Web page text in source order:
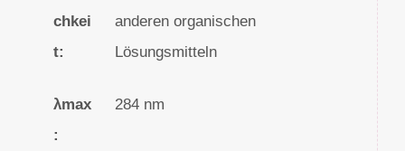
chkei
t:
anderen organischen
Lösungsmitteln
λmax
:
284 nm